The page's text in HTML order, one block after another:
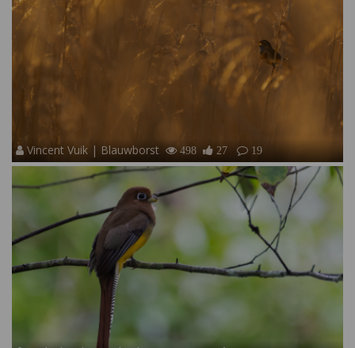
Vincent Vuik | Blauwborst 498 27 19